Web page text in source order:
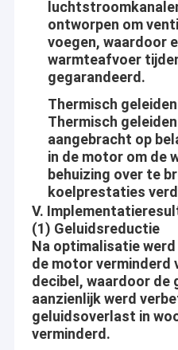
ontworpen om
voegen, waardoor
warmteafvoer
gegarandeerd.
Thermisch
Thermisch
aangebracht op
in de motor om de
behuizing over te
koelprestaties
V.
(1) Geluidsreductie
Na optimalisatie
de motor verminderd
decibel, waardoor de
aanzienlijk werd
geluidsoverlast in
verminderd.